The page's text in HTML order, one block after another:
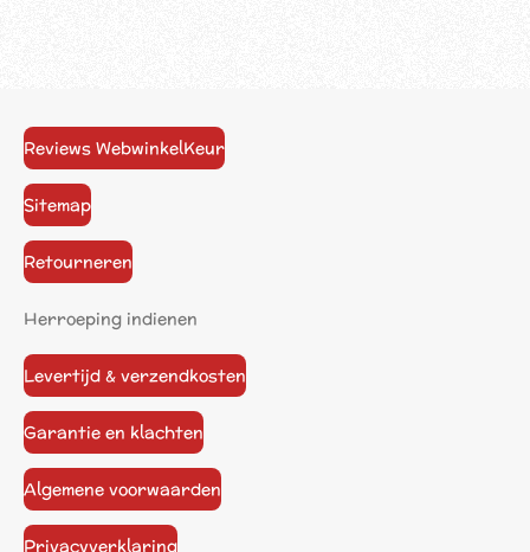
Reviews WebwinkelKeur
Sitemap
Retourneren
Herroeping indienen
Levertijd & verzendkosten
Garantie en klachten
Algemene voorwaarden
Privacyverklaring